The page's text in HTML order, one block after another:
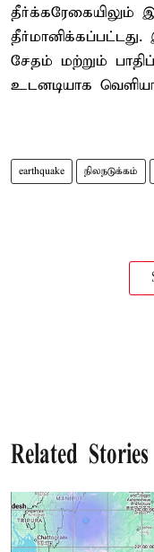
தீர்க்கரேகையிலும்
சேதம் மற்றும்
உடனடியாக
earthquake நிலநடுக்கம்
Related Stories